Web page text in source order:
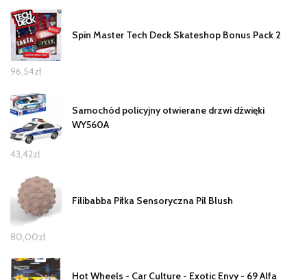
Spin Master Tech Deck Skateshop Bonus Pack 2
96,54zł
Samochód policyjny otwierane drzwi dźwięki
WY560A
43,42zł
Filibabba Piłka Sensoryczna Pil Blush
80,00zł
Hot Wheels - Car Culture - Exotic Envy - 69 Alfa